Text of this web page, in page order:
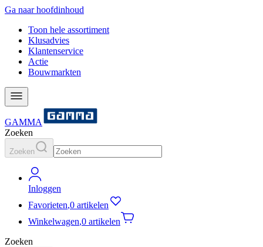
Ga naar hoofdinhoud
Toon hele assortiment
Klusadvies
Klantenservice
Actie
Bouwmarkten
GAMMA
Zoeken
Zoeken
Inloggen
Favorieten,0 artikelen
Winkelwagen,0 artikelen
Zoeken